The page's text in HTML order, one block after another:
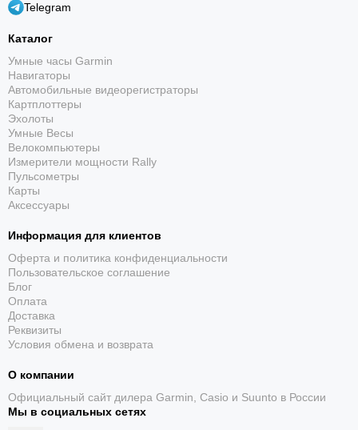
Telegram
Каталог
Умные часы Garmin
Навигаторы
Автомобильные видеорегистраторы
Картплоттеры
Эхолоты
Умные Весы
Велокомпьютеры
Измерители мощности Rally
Пульсометры
Карты
Аксессуары
Информация для клиентов
Оферта и политика конфиденциальности
Пользовательское соглашение
Блог
Оплата
Доставка
Реквизиты
Условия обмена и возврата
О компании
Официальный сайт дилера Garmin, Casio и Suunto в России
Мы в социальных сетях